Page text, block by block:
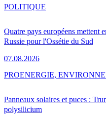
Quatre pays européens mettent
Russie pour l'Ossétie du Sud
07.08.2026
POLITIQUE
Panneaux solaires et puces :
polysilicium
PROENERGIE,